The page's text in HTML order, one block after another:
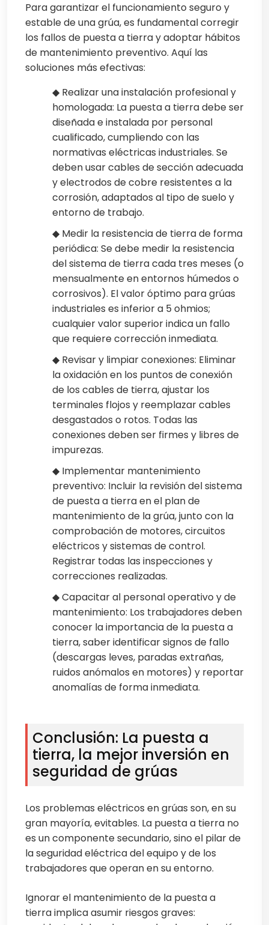
Para garantizar el funcionamiento seguro y
estable de una grúa, es fundamental corregir
los fallos de puesta a tierra y adoptar hábitos
de mantenimiento preventivo. Aquí las
soluciones más efectivas:
◆ Realizar una instalación profesional y
homologada: La puesta a tierra debe ser
diseñada e instalada por personal
cualificado, cumpliendo con las
normativas eléctricas industriales. Se
deben usar cables de sección adecuada
y electrodos de cobre resistentes a la
corrosión, adaptados al tipo de suelo y
entorno de trabajo.
◆ Medir la resistencia de tierra de forma
periódica: Se debe medir la resistencia
del sistema de tierra cada tres meses (o
mensualmente en entornos húmedos o
corrosivos). El valor óptimo para grúas
industriales es inferior a 5 ohmios;
cualquier valor superior indica un fallo
que requiere corrección inmediata.
◆ Revisar y limpiar conexiones: Eliminar
la oxidación en los puntos de conexión
de los cables de tierra, ajustar los
terminales flojos y reemplazar cables
desgastados o rotos. Todas las
conexiones deben ser firmes y libres de
impurezas.
◆ Implementar mantenimiento
preventivo: Incluir la revisión del sistema
de puesta a tierra en el plan de
mantenimiento de la grúa, junto con la
comprobación de motores, circuitos
eléctricos y sistemas de control.
Registrar todas las inspecciones y
correcciones realizadas.
◆ Capacitar al personal operativo y de
mantenimiento: Los trabajadores deben
conocer la importancia de la puesta a
tierra, saber identificar signos de fallo
(descargas leves, paradas extrañas,
ruidos anómalos en motores) y reportar
anomalías de forma inmediata.
Conclusión: La puesta a
tierra, la mejor inversión en
seguridad de grúas
Los problemas eléctricos en grúas son, en su
gran mayoría, evitables. La puesta a tierra no
es un componente secundario, sino el pilar de
la seguridad eléctrica del equipo y de los
trabajadores que operan en su entorno.
Ignorar el mantenimiento de la puesta a
tierra implica asumir riesgos graves: